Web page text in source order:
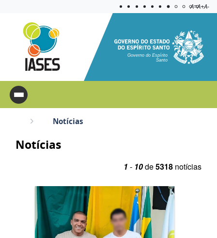
Aplicar
A=A+A-
Governo do Espírito
Santo
Notícias
Notícias
1 - 10de5318 notícias